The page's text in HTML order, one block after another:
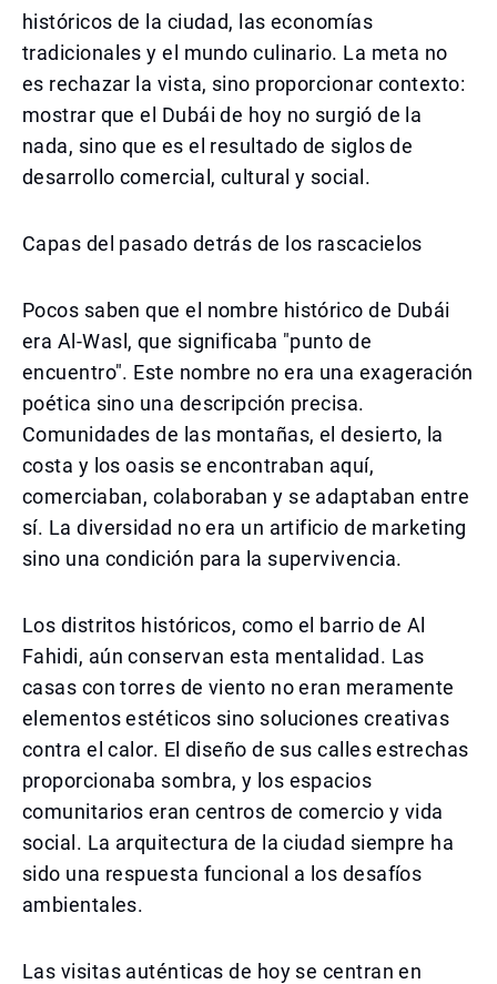
históricos de la ciudad, las economías
tradicionales y el mundo culinario. La meta no
es rechazar la vista, sino proporcionar contexto:
mostrar que el Dubái de hoy no surgió de la
nada, sino que es el resultado de siglos de
desarrollo comercial, cultural y social.
Capas del pasado detrás de los rascacielos
Pocos saben que el nombre histórico de Dubái
era Al-Wasl, que significaba "punto de
encuentro". Este nombre no era una exageración
poética sino una descripción precisa.
Comunidades de las montañas, el desierto, la
costa y los oasis se encontraban aquí,
comerciaban, colaboraban y se adaptaban entre
sí. La diversidad no era un artificio de marketing
sino una condición para la supervivencia.
Los distritos históricos, como el barrio de Al
Fahidi, aún conservan esta mentalidad. Las
casas con torres de viento no eran meramente
elementos estéticos sino soluciones creativas
contra el calor. El diseño de sus calles estrechas
proporcionaba sombra, y los espacios
comunitarios eran centros de comercio y vida
social. La arquitectura de la ciudad siempre ha
sido una respuesta funcional a los desafíos
ambientales.
Las visitas auténticas de hoy se centran en